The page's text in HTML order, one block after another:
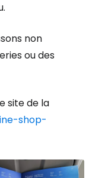
non
ou des
site de la
shop-